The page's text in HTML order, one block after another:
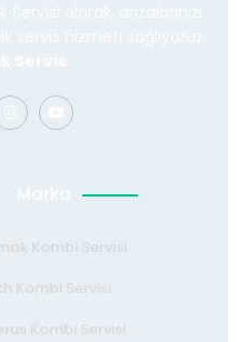
olarak, arızalarınızı
hizmeti sağlıyoruz.
Servis
Marka
Kombi Servisi
Kombi Servisi
Kombi Servisi